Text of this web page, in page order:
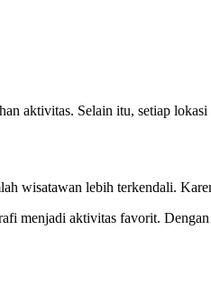
aktivitas. Selain itu, setiap
wisatawan lebih terkendali.
menjadi aktivitas favorit.